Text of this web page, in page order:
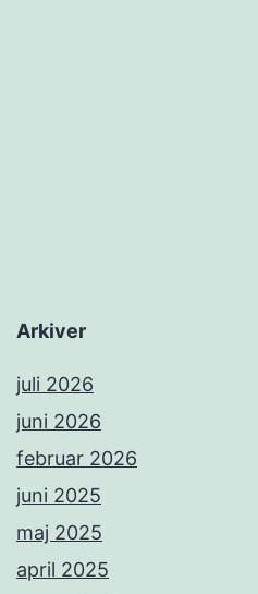
Arkiver
juli 2026
juni 2026
februar 2026
juni 2025
maj 2025
april 2025